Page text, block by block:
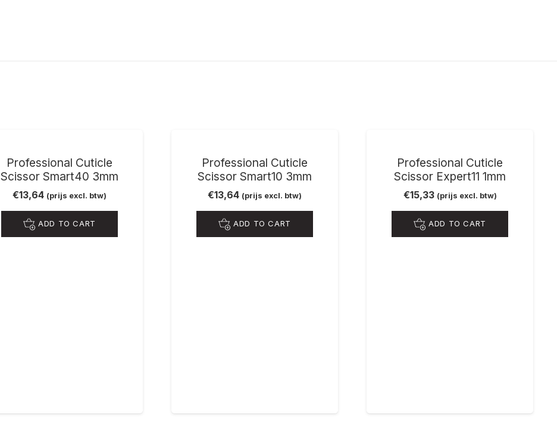
Professional Cuticle
Scissor Smart40 3mm
€13,64 (prijs excl. btw)
ADD TO CART
Professional Cuticle
Scissor Smart10 3mm
€13,64 (prijs excl. btw)
ADD TO CART
Professional Cuticle
Scissor Expert11 1mm
€15,33 (prijs excl. btw)
ADD TO CART